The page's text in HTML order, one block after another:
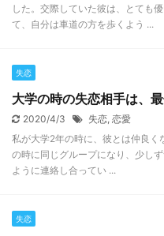
した。交際していた彼は、とても
て、自分は車道の方を歩くよう ...
失恋
大学の時の失恋相手は、
2020/4/3 失恋, 恋愛
私が大学2年の時に、彼とは仲良
の時に同じグループになり、少し
ように連絡し合ってい ...
失恋